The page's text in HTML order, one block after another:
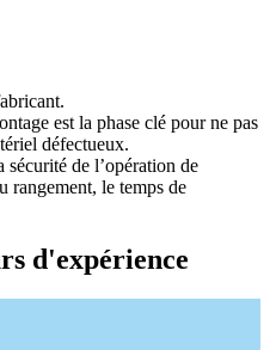
est la phase clé pour ne pas
défectueux.
sécurité de l’opération de
rangement, le temps de
d'expérience